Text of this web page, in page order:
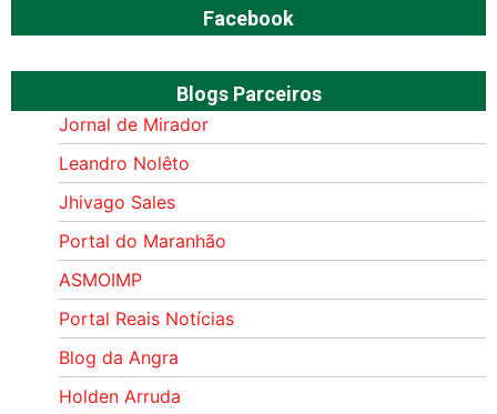
Facebook
Blogs Parceiros
Jornal de Mirador
Leandro Nolêto
Jhivago Sales
Portal do Maranhão
ASMOIMP
Portal Reais Notí­cias
Blog da Angra
Holden Arruda